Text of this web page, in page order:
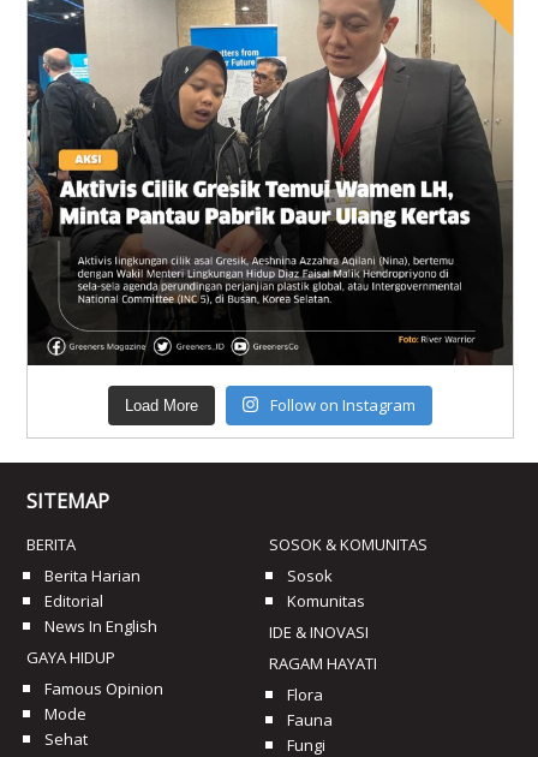
Load More Follow on Instagram
SITEMAP
BERITA
Berita Harian
Editorial
News In English
GAYA HIDUP
Famous Opinion
Mode
Sehat
SOSOK & KOMUNITAS
Sosok
Komunitas
IDE & INOVASI
RAGAM HAYATI
Flora
Fauna
Fungi